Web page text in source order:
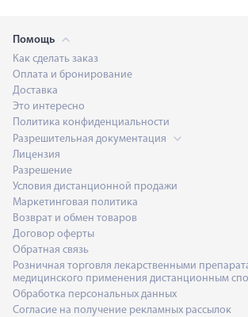
Помощь
Как сделать заказ
Оплата и бронирование
Доставка
Это интересно
Политика конфиденциальности
Разрешительная документация
Лицензия
Разрешение
Условия дистанционной продажи
Маркетинговая политика
Возврат и обмен товаров
Договор оферты
Обратная связь
Розничная торговля лекарственными
медицинского применения дистанционным
Обработка персональных данных
Согласие на получение рекламных рассылок